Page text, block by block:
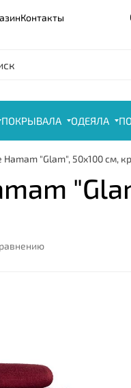
Контакты
ПОКРЫВАЛА ОДЕЯЛА
Hamam "Glam", 50x100 см,